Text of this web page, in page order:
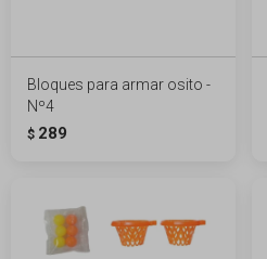
Bloques para armar osito -
Nº4
$ 289